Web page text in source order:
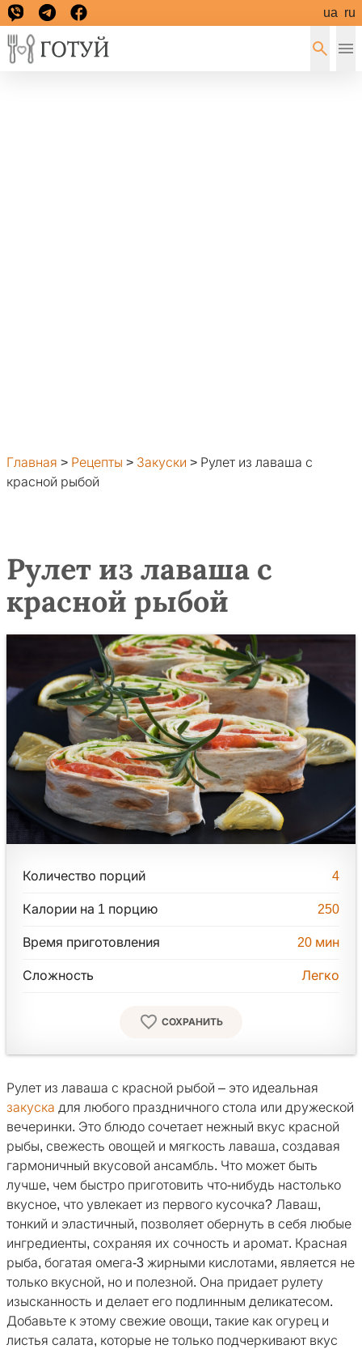
ua ru
Главная > Рецепты > Закуски > Рулет из лаваша с
красной рыбой
Рулет из лаваша с
красной рыбой
Количество порций 4
Калории на 1 порцию 250
Время приготовления 20 мин
Сложность Легко
СОХРАНИТЬ
Рулет из лаваша с красной рыбой – это идеальная
закуска для любого праздничного стола или дружеской
вечеринки. Это блюдо сочетает нежный вкус красной
рыбы, свежесть овощей и мягкость лаваша, создавая
гармоничный вкусовой ансамбль. Что может быть
лучше, чем быстро приготовить что-нибудь настолько
вкусное, что увлекает из первого кусочка? Лаваш,
тонкий и эластичный, позволяет обернуть в себя любые
ингредиенты, сохраняя их сочность и аромат. Красная
рыба, богатая омега-3 жирными кислотами, является не
только вкусной, но и полезной. Она придает рулету
изысканность и делает его подлинным деликатесом.
Добавьте к этому свежие овощи, такие как огурец и
листья салата, которые не только подчеркивают вкус